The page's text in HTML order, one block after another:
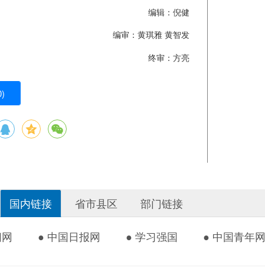
编辑：倪健
编审：黄琪雅 黄智发
终审：方亮
)
国内链接 省市县区 部门链接
● 中国日报网 ● 学习强国 ● 中国青年网